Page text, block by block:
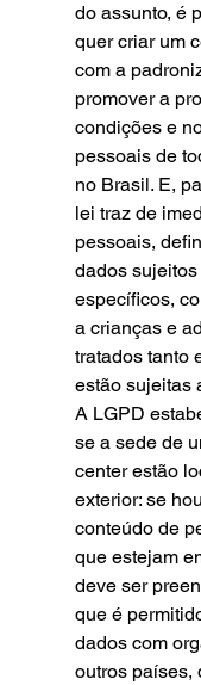
do assunto, é
quer criar um
com a
promover a
condições e
pessoais de
no Brasil. E,
lei traz de
pessoais,
dados
específicos,
a crianças e
tratados tanto
estão sujeitas
A LGPD
se a sede de
center estão
exterior: se
conteúdo de
que estejam
deve ser
que é
dados com
outros países,